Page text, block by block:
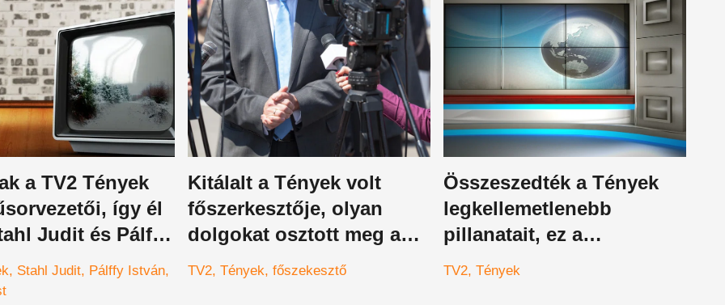
a TV2 Tények
így él
Judit és Pálffy
Stahl Judit Pálffy István
Kitálalt a Tények volt
főszerkesztője, olyan
dolgokat osztott meg a
műsorról, amit még a
Fidesz sem tudhatott
TV2 Tények főszekesztő
Összeszedték a Tények
legkellemetlenebb
pillanatait, ez a
hírműsorok szégyene
TV2 Tények